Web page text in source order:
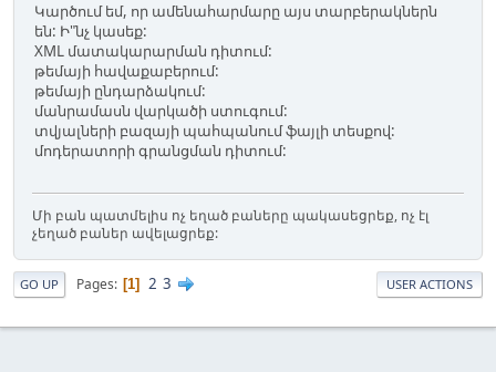
Կարծում եմ, որ ամենահարմարը այս տարբերակներն
են: Ի"նչ կասեք:
XML մատակարարման դիտում:
թեմայի հավաքաբերում:
թեմայի ընդարձակում:
մանրամասն վարկածի ստուգում:
տվյալների բազայի պահպանում ֆայլի տեսքով:
մոդերատորի գրանցման դիտում:
Մի բան պատմելիս ոչ եղած բաները պակասեցրեք, ոչ էլ
չեղած բաներ ավելացրեք:
GO UP Pages 1 2 3 USER ACTIONS